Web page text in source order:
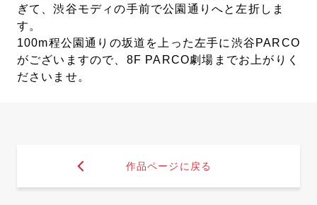
ぎて、渋谷モディの手前で公園通りへと左折しま
す。
100m程公園通りの坂道を上った左手に渋谷PARCO
がございますので、8F PARCO劇場までお上がりく
ださいませ。
作品ページに戻る